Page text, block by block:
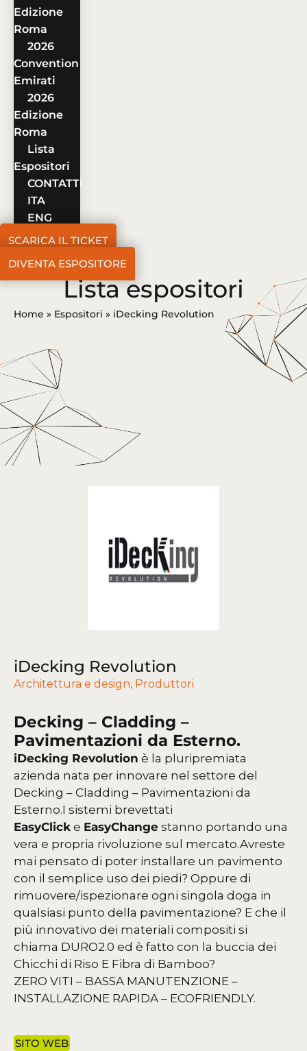
Edizione
Roma
2026
Convention
Emirati
2026
Edizione
Roma
Lista
Espositori
CONTATTI
ITA
ENG
SCARICA IL TICKET
DIVENTA ESPOSITORE
Lista espositori
Home » Espositori » iDecking Revolution
iDecking Revolution
Architettura e design, Produttori
Decking – Cladding –
Pavimentazioni da Esterno.
iDecking Revolution è la pluripremiata
azienda nata per innovare nel settore del
Decking – Cladding – Pavimentazioni da
Esterno.I sistemi brevettati
EasyClick e EasyChange stanno portando una
vera e propria rivoluzione sul mercato.Avreste
mai pensato di poter installare un pavimento
con il semplice uso dei piedi? Oppure di
rimuovere/ispezionare ogni singola doga in
qualsiasi punto della pavimentazione? E che il
più innovativo dei materiali compositi si
chiama DURO2.0 ed è fatto con la buccia dei
Chicchi di Riso E Fibra di Bamboo?
ZERO VITI – BASSA MANUTENZIONE –
INSTALLAZIONE RAPIDA – ECOFRIENDLY.
SITO WEB